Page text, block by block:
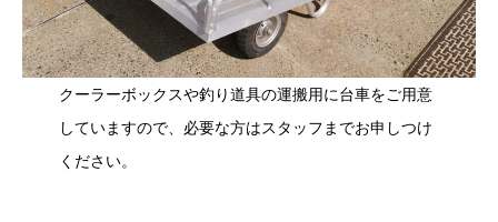
クーラーボックスや釣り道具の運搬用に台車をご用意
していますので、必要な方はスタッフまでお申しつけ
ください。